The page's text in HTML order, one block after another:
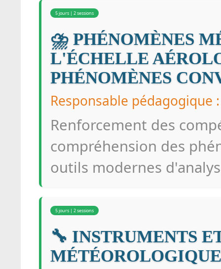
5 jours | 2 sessions
⛈️ PHÉNOMÈNES
L'ÉCHELLE
PHÉNOMÈNES
Responsable pédagogique
Renforcement des
compréhension des
outils modernes
5 jours | 2 sessions
🔧 INSTRUMENTS